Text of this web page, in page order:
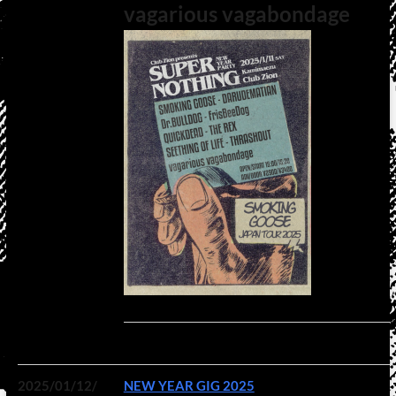
vagarious vagabondage
2025/01/12/
NEW YEAR GIG 2025